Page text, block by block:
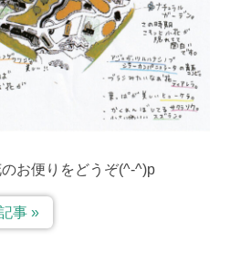
お便りをどうぞ(^-^)p
事 »